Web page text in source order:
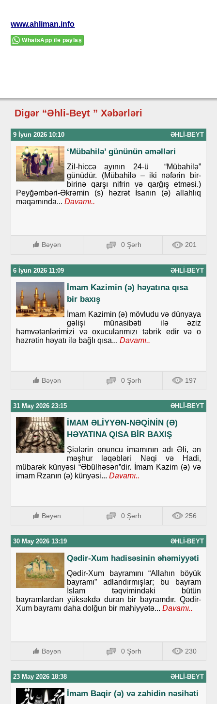
www.ahliman.info
WhatsApp ilə paylaş
Digər “Əhli-Beyt ” Xəbərləri
9 İyun 2026 10:10 ƏHLI-BEYT
‘Mübahilə’ gününün əməlləri
Zil-hiccə ayının 24-ü “Mübahilə”
günüdür. (Mübahilə – iki nəfərin bir-
birinə qarşı nifrin və qarğış etməsi.)
Peyğəmbəri-Əkrəmin (s) həzrət İsanın (ə) allahlıq
məqamında... Davamı..
Bəyən 0 Şərh 201
6 İyun 2026 11:09 ƏHLI-BEYT
İmam Kazimin (ə) həyatına qısa
bir baxış
İmam Kazimin (ə) mövludu və dünyaya
gəlişi münasibəti ilə əziz
həmvətənlərimizi və oxucularımızı təbrik edir və o
həzrətin həyatı ilə bağlı qısa... Davamı..
Bəyən 0 Şərh 197
31 May 2026 23:15 ƏHLI-BEYT
İMAM ƏLİYYƏN-NƏQİNİN (Ə)
HƏYATINA QISA BİR BAXIŞ
Şiələrin onuncu imamının adı Əli, ən
məşhur ləqəbləri Nəqi və Hadi,
mübarək künyəsi “Əbülhəsən”dir. İmam Kazim (ə) və
imam Rzanın (ə) künyəsi... Davamı..
Bəyən 0 Şərh 256
30 May 2026 13:19 ƏHLI-BEYT
Qədir-Xum hadisəsinin əhəmiyyəti
Qədir-Xum bayramını “Allahın böyük
bayramı” adlandırmışlar; bu bayram
İslam təqvimindəki bütün
bayramlardan yüksəkdə duran bir bayramdır. Qədir-
Xum bayramı daha dolğun bir mahiyyətə... Davamı..
Bəyən 0 Şərh 230
23 May 2026 18:38 ƏHLI-BEYT
İmam Baqir (ə) və zahidin nəsihəti